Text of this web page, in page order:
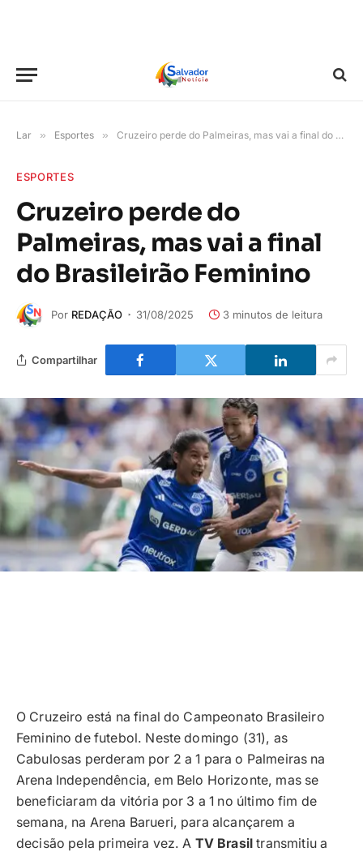
Lar » Esportes » Cruzeiro perde do Palmeiras, mas vai a final do Brasileirão Feminino
ESPORTES
Cruzeiro perde do
Palmeiras, mas vai a final
do Brasileirão Feminino
Por REDAÇÃO 31/08/2025 3 minutos de leitura
Compartilhar
O Cruzeiro está na final do Campeonato Brasileiro
Feminino de futebol. Neste domingo (31), as
Cabulosas perderam por 2 a 1 para o Palmeiras na
Arena Independência, em Belo Horizonte, mas se
beneficiaram da vitória por 3 a 1 no último fim de
semana, na Arena Barueri, para alcançarem a
decisão pela primeira vez. A TV Brasiltransmitiu a